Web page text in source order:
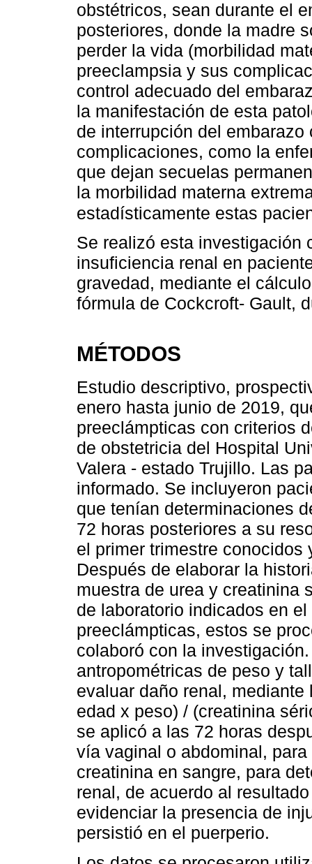
obstétricos, sean durante el
posteriores, donde la madre
perder la vida (morbilidad
preeclampsia y sus
control adecuado del
la manifestación de esta
de interrupción del
complicaciones, como la
que dejan secuelas
la morbilidad materna
estadísticamente estas
Se realizó esta investigación
insuficiencia renal en
gravedad, mediante el
fórmula de Cockcroft- Gault,
MÉTODOS
Estudio descriptivo,
enero hasta junio de 2019,
preeclámpticas con criterios
de obstetricia del Hospital
Valera - estado Trujillo. Las
informado. Se incluyeron
que tenían determinaciones
72 horas posteriores a su
el primer trimestre
Después de elaborar la
muestra de urea y creatinina
de laboratorio indicados en
preeclámpticas, estos se
colaboró con la
antropométricas de peso y
evaluar daño renal,
edad x peso) / (creatinina
se aplicó a las 72 horas
vía vaginal o abdominal,
creatinina en sangre, para
renal, de acuerdo al
evidenciar la presencia de
persistió en el puerperio.